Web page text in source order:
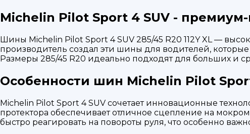
Michelin Pilot Sport 4 SUV -
Шины Michelin Pilot Sport 4 SUV 285/45 R20 112Y XL —
производитель создал эти шины для водителей,
Размеры 285/45 R20 идеально подходят для больших и
Особенности шин Michelin Pilot
Michelin Pilot Sport 4 SUV сочетает инновационные
протектора обеспечивает отличное сцепление на
быстро реагировать на повороты руля, что особенно